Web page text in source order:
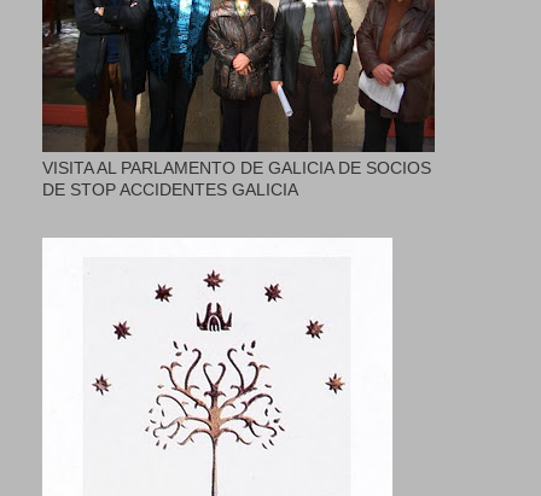
VISITA AL PARLAMENTO DE GALICIA DE SOCIOS
DE STOP ACCIDENTES GALICIA